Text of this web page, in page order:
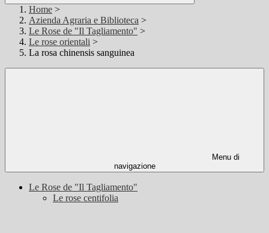
Home >
Azienda Agraria e Biblioteca >
Le Rose de "Il Tagliamento" >
Le rose orientali >
La rosa chinensis sanguinea
Menu di
navigazione
Le Rose de "Il Tagliamento"
Le rose centifolia